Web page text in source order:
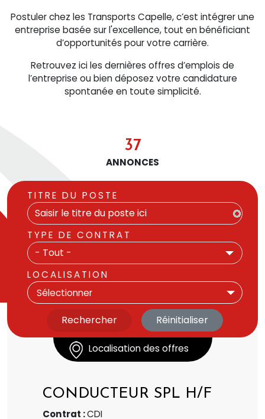
37
ANNONCES
Postuler chez les Transports Capelle, c’est intégrer une
entreprise basée sur l'excellence, tout en bénéficiant
d’opportunités pour votre carrière.
Retrouvez ici les dernières offres d’emplois de
l’entreprise ou bien déposez votre candidature
spontanée en toute simplicité.
TITRE DU POSTE
TYPE DE CONTRAT
- Tout -
LOCALISATION
Sélectionner
Localisation des offres
CONDUCTEUR SPL H/F
Contrat :CDI